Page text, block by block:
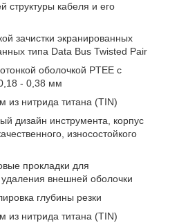
структуры кабеля и его
зачистки экранированных
типа Data Bus Twisted Pair
оболочкой PTEE с
- 0,38 мм
из нитрида титана (TIN)
дизайн инструмента, корпус
износостойкого
прокладки для
удаления внешней оболочки
глубины резки
из нитрида титана (TIN)